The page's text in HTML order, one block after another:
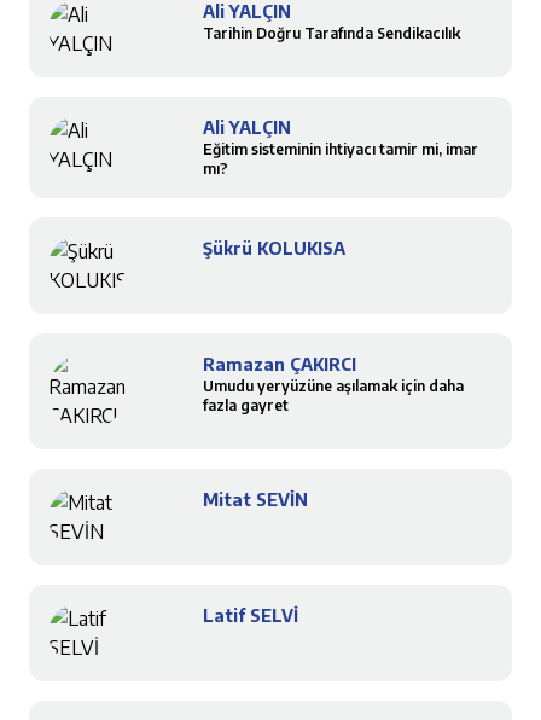
Ali YALÇIN
Tarihin Doğru Tarafında Sendikacılık
Ali YALÇIN
Eğitim sisteminin ihtiyacı tamir mi, imar
mı?
Şükrü KOLUKISA
Ramazan ÇAKIRCI
Umudu yeryüzüne aşılamak için daha
fazla gayret
Mitat SEVİN
Latif SELVİ